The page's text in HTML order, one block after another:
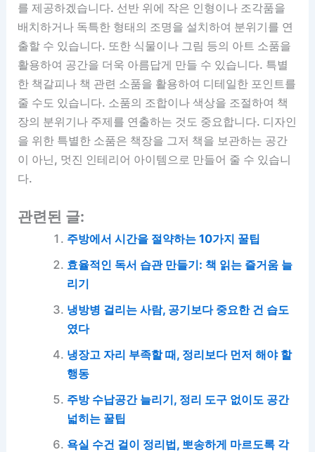
를 제공하겠습니다. 선반 위에 작은 인형이나 조각품을
배치하거나 독특한 형태의 조명을 설치하여 분위기를 연
출할 수 있습니다. 또한 식물이나 그림 등의 아트 소품을
활용하여 공간을 더욱 아름답게 만들 수 있습니다. 특별
한 책갈피나 책 관련 소품을 활용하여 디테일한 포인트를
줄 수도 있습니다. 소품의 조합이나 색상을 조절하여 책
장의 분위기나 주제를 연출하는 것도 중요합니다. 디자인
을 위한 특별한 소품은 책장을 그저 책을 보관하는 공간
이 아닌, 멋진 인테리어 아이템으로 만들어 줄 수 있습니
다.
관련된 글:
주방에서 시간을 절약하는 10가지 꿀팁
효율적인 독서 습관 만들기: 책 읽는 즐거움 늘
리기
냉방병 걸리는 사람, 공기보다 중요한 건 습도
였다
냉장고 자리 부족할 때, 정리보다 먼저 해야 할
행동
주방 수납공간 늘리기, 정리 도구 없이도 공간
넓히는 꿀팁
욕실 수건 걸이 정리법, 뽀송하게 마르도록 각